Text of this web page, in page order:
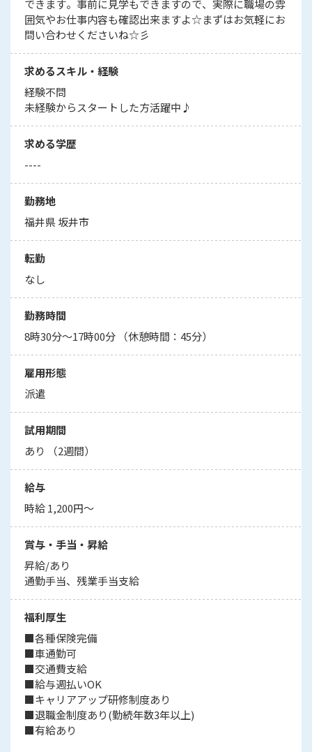
できます。事前に見学もできますので、実際に職場の雰
囲気やお仕事内容も確認出来ますよ☆まずはお気軽にお
問い合わせくださいね☆彡
求めるスキル・経験
経験不問
未経験からスタートした方活躍中♪
求める学歴
----
勤務地
福井県 坂井市
転勤
なし
勤務時間
8時30分～17時00分 （休憩時間：45分）
雇用形態
派遣
試用期間
あり （2週間）
給与
時給 1,200円～
賞与・手当・昇給
昇給/あり
通勤手当、残業手当支給
福利厚生
■各種保険完備
■車通勤可
■交通費支給
■給与週払いOK
■キャリアアップ研修制度あり
■退職金制度あり(勤続年数3年以上)
■有給あり